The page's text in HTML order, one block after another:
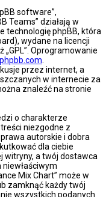
software”,
Teams” działają w
technologię phpBB, która
wydane na licencji
„GPL”. Oprogramowanie
przez internet, a
w internecie za
znaleźć na stronie
o charakterze
niezgodne z
autorskie i dobra
dla ciebie
witryny, a twój dostawca
Mix Chart” może w
zamknąć każdy twój
wszystkich podanych